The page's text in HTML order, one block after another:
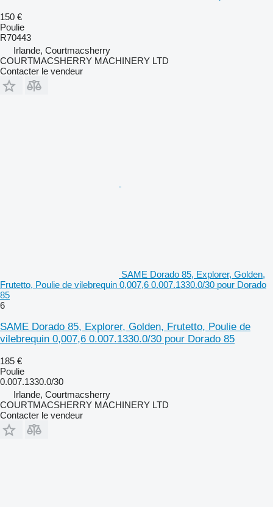
150 €
Poulie
R70443
Irlande, Courtmacsherry
COURTMACSHERRY MACHINERY LTD
Contacter le vendeur
SAME Dorado 85, Explorer, Golden,
Frutetto, Poulie de vilebrequin 0,007,6 0.007.1330.0/30 pour Dorado
85
6
SAME Dorado 85, Explorer, Golden, Frutetto, Poulie de
vilebrequin 0,007,6 0.007.1330.0/30 pour Dorado 85
185 €
Poulie
0.007.1330.0/30
Irlande, Courtmacsherry
COURTMACSHERRY MACHINERY LTD
Contacter le vendeur